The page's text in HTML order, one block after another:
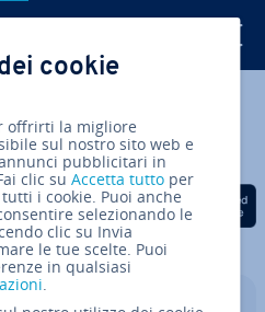
lavorare più
via Facebook
Condividi via Twitter
Condividi via
cookie
offrirti la migliore
sul nostro sito web e
pubblicitari in
clic suAccetta tutto per
i cookie. Puoi anche
selezionando le
clic su Invia
le tue scelte. Puoi
in qualsiasi
.